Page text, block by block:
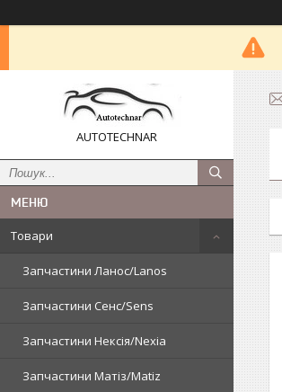
AUTOTECHNAR
Товари
Запчастини Ланос/Lanos
Запчастини Сенс/Sens
Запчастини Нексія/Nexia
Запчастини Матіз/Matiz